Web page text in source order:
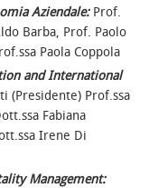
Aziendale:Prof.
Barba, Prof. Paolo
Paola Coppola
and International
(Presidente) Prof.ssa
Fabiana
Irene Di
Management: